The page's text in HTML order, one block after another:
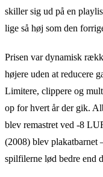
skiller sig ud på en
lige så høj som den
Prisen var dynamisk
højere uden at reducere
Limitere, clippere og
op for hvert år der gik.
blev remastret ved -8
(2008) blev
spilfilerne lød bedre end